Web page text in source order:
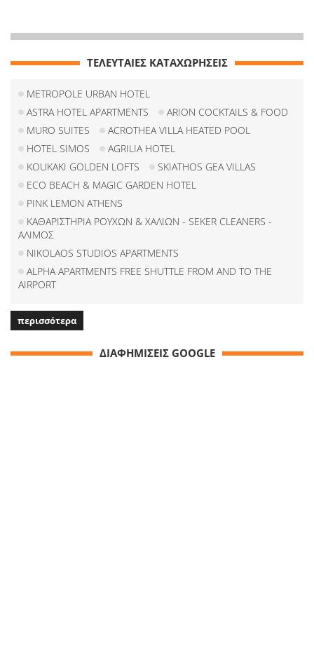
ΤΕΛΕΥΤΑΙΕΣ ΚΑΤΑΧΩΡΗΣΕΙΣ
METROPOLE URBAN HOTEL
ASTRA HOTEL APARTMENTS
ARION COCKTAILS & FOOD
MURO SUITES
ACROTHEA VILLA HEATED POOL
HOTEL SIMOS
AGRILIA HOTEL
KOUKAKI GOLDEN LOFTS
SKIATHOS GEA VILLAS
ECO BEACH & MAGIC GARDEN HOTEL
PINK LEMON ATHENS
ΚΑΘΑΡΙΣΤΗΡΙΑ ΡΟΥΧΩΝ & ΧΑΛΙΩΝ - SEKER CLEANERS -
ΑΛΙΜΟΣ
NIKOLAOS STUDIOS APARTMENTS
ALPHA APARTMENTS FREE SHUTTLE FROM AND TO THE
AIRPORT
περισσότερα
ΔΙΑΦΗΜΙΣΕΙΣ GOOGLE